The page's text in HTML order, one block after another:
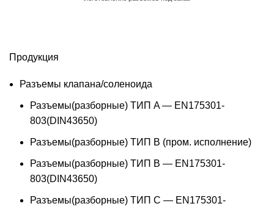
Продукция
Разъемы клапана/соленоида
Разъемы(разборные) ТИП A — EN175301-
803(DIN43650)
Разъемы(разборные) ТИП В (пром. исполнение)
Разъемы(разборные) ТИП B — EN175301-
803(DIN43650)
Разъемы(разборные) ТИП C — EN175301-